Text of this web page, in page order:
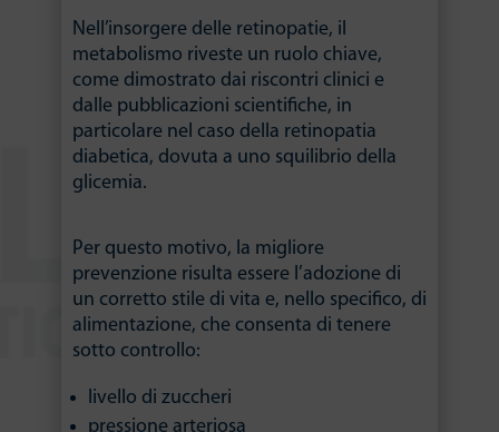
Nell’insorgere delle retinopatie, il
metabolismo riveste un ruolo chiave,
come dimostrato dai riscontri clinici e
dalle pubblicazioni scientifiche, in
particolare nel caso della retinopatia
diabetica, dovuta a uno squilibrio della
glicemia.
Per questo motivo, la migliore
prevenzione risulta essere l’adozione di
un corretto stile di vita e, nello specifico, di
alimentazione, che consenta di tenere
sotto controllo:
livello di zuccheri
pressione arteriosa